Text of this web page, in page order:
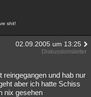
shit!
02.09.2005 um 13:25
Diskussionsleiter
und hab nur
aber ich hatte Schiss
nix gesehen